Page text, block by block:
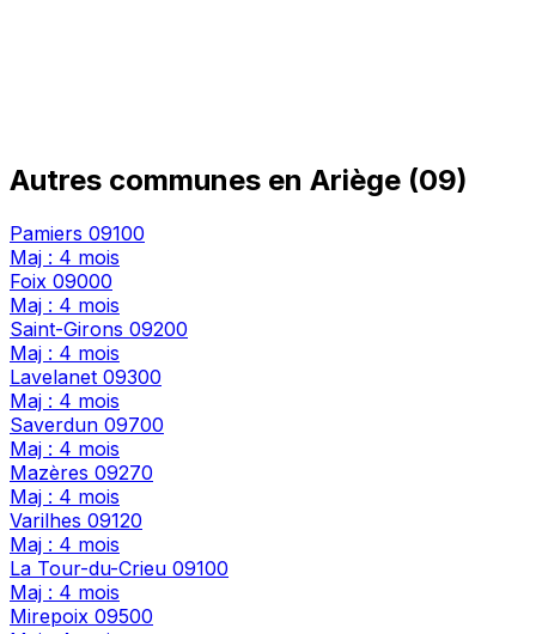
Autres communes en Ariège (09)
Pamiers 09100
Maj : 4 mois
Foix 09000
Maj : 4 mois
Saint-Girons 09200
Maj : 4 mois
Lavelanet 09300
Maj : 4 mois
Saverdun 09700
Maj : 4 mois
Mazères 09270
Maj : 4 mois
Varilhes 09120
Maj : 4 mois
La Tour-du-Crieu 09100
Maj : 4 mois
Mirepoix 09500